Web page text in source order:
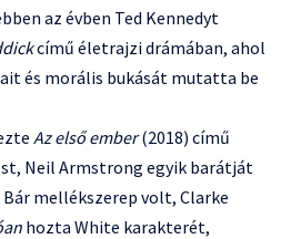
az évben Ted Kennedyt
című életrajzi drámában, ahol
és morális bukását mutatta be
Az első ember(2018) című
Neil Armstrong egyik barátját
mellékszerep volt, Clarke
hozta White karakterét,